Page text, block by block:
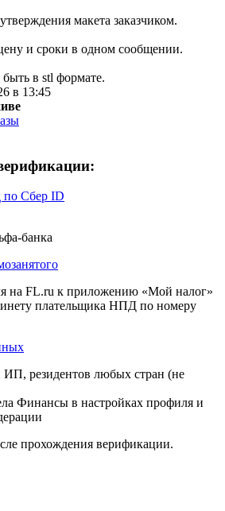
макета заказчиком.
и сроки в одном сообщении.
в stl формате.
в 13:45
по Сбер ID
банка
на FL.ru к приложению «Мой налог»
плательщика НПД по номеру
резидентов любых стран (не
Финансы в настройках профиля и
прохождения верификации.